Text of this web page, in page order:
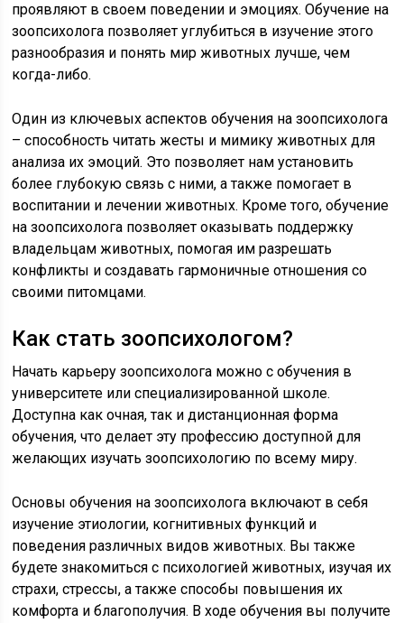
проявляют в своем поведении и эмоциях. Обучение на
зоопсихолога позволяет углубиться в изучение этого
разнообразия и понять мир животных лучше, чем
когда-либо.
Один из ключевых аспектов обучения на зоопсихолога
– способность читать жесты и мимику животных для
анализа их эмоций. Это позволяет нам установить
более глубокую связь с ними, а также помогает в
воспитании и лечении животных. Кроме того, обучение
на зоопсихолога позволяет оказывать поддержку
владельцам животных, помогая им разрешать
конфликты и создавать гармоничные отношения со
своими питомцами.
Как стать зоопсихологом?
Начать карьеру зоопсихолога можно с обучения в
университете или специализированной школе.
Доступна как очная, так и дистанционная форма
обучения, что делает эту профессию доступной для
желающих изучать зоопсихологию по всему миру.
Основы обучения на зоопсихолога включают в себя
изучение этиологии, когнитивных функций и
поведения различных видов животных. Вы также
будете знакомиться с психологией животных, изучая их
страхи, стрессы, а также способы повышения их
комфорта и благополучия. В ходе обучения вы получите